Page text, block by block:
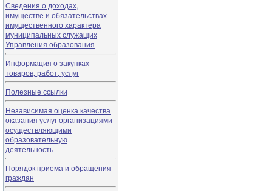
Сведения о доходах,
имуществе и обязательствах
имущественного характера
муниципальных служащих
Управления образования
Информация о закупках
товаров, работ, услуг
Полезные ссылки
Независимая оценка качества
оказания услуг организациями
осуществляющими
образовательную
деятельность
Порядок приема и обращения
граждан